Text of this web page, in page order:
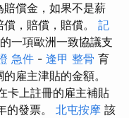
償金，如果不是薪
，賠償，賠償。 記
一項歐洲一致協議支
急件 - 逢甲 整骨 育
雇主津貼的金額。
卡上註冊的雇主補貼
發票。 北屯按摩 該